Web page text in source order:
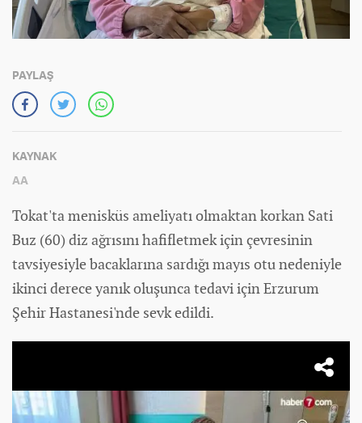
PAYLAŞ
KAYNAK
AA
Tokat'ta menisküs ameliyatı olmaktan korkan Sati
Buz (60) diz ağrısını hafifletmek için çevresinin
tavsiyesiyle bacaklarına sardığı mayıs otu nedeniyle
ikinci derece yanık oluşunca tedavi için Erzurum
Şehir Hastanesi'nde sevk edildi.